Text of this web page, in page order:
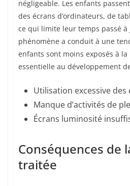
négligeable. Les enfants
des écrans d’ordinateurs, de
ce qui limite leur temps passé à
phénomène a conduit à une
enfants sont moins exposés à
essentielle au développement
Utilisation excessive des
Manque d’activités de
Écrans luminosité
Conséquences de
traitée